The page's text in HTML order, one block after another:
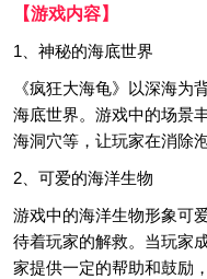
【游戏内容】
1、神秘的海底世界
《疯狂大海龟》以深海为
海底世界。游戏中的场景
海洞穴等，让玩家在消除
2、可爱的海洋生物
游戏中的海洋生物形象可
待着玩家的解救。当玩家
家提供一定的帮助和鼓励